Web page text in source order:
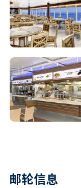
邮轮信息